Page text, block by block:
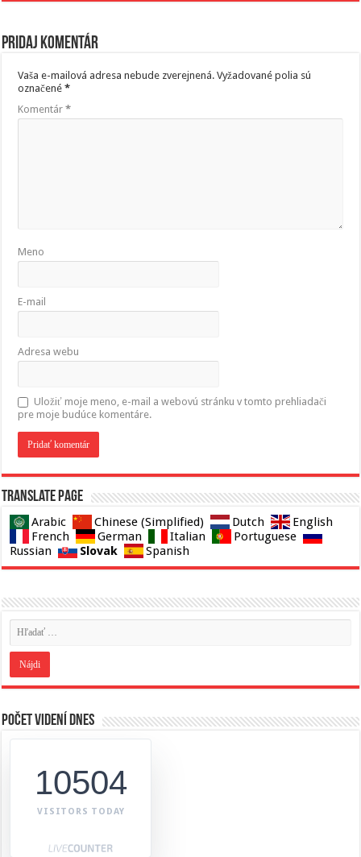
Pridaj komentár
Vaša e-mailová adresa nebude zverejnená. Vyžadované polia sú
označené*
Komentár*
Meno
E-mail
Adresa webu
Uložiť moje meno, e-mail a webovú stránku v tomto prehliadači
pre moje budúce komentáre.
Translate page
Arabic Chinese (Simplified) Dutch
English
French
German Italian
Portuguese
Russian
Slovak Spanish
Počet videní dnes
10504
VISITORS TODAY